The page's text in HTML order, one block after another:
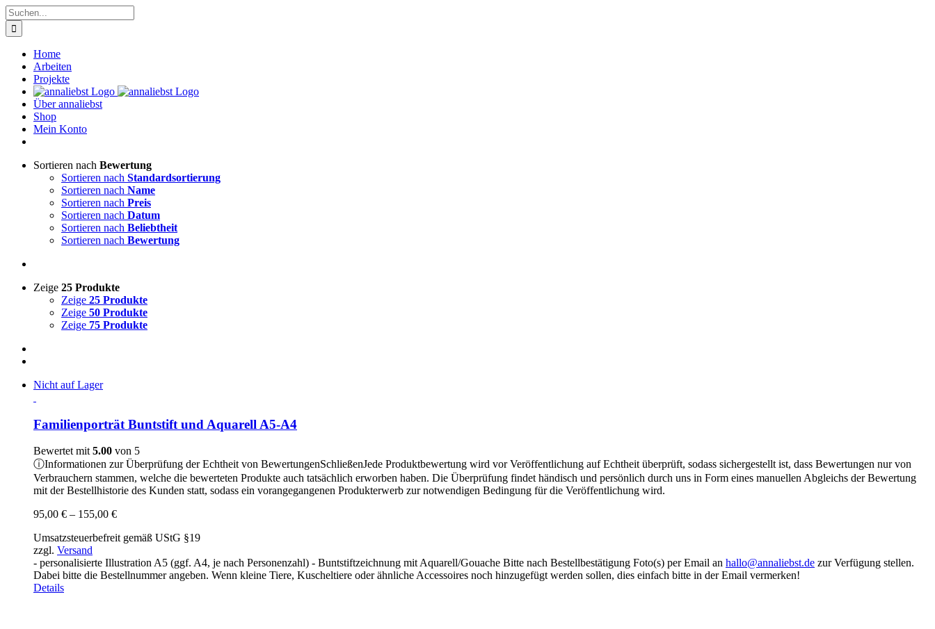
Zum
Inhalt
springen
Suche
nach:
Home
Arbeiten
Projekte
Über annaliebst
Shop
Mein Konto
Sortieren nach Bewertung
Sortieren nach Standardsortierung
Sortieren nach Name
Sortieren nach Preis
Sortieren nach Datum
Sortieren nach Beliebtheit
Sortieren nach Bewertung
Zeige 25 Produkte
Zeige 25 Produkte
Zeige 50 Produkte
Zeige 75 Produkte
Nicht auf Lager
Familienporträt Buntstift und Aquarell A5-A4
Bewertet mit5.00 von 5
ⓘInformationen zur Überprüfung der Echtheit von BewertungenSchließenJede Produktbewertung wird vor Veröffentlichung auf Echtheit überprüft, sodass sichergestellt ist, dass Bewertungen nur von
Verbrauchern stammen, welche die bewerteten Produkte auch tatsächlich erworben haben. Die Überprüfung findet händisch und persönlich durch uns in Form eines manuellen Abgleichs der Bewertung
mit der Bestellhistorie des Kunden statt, sodass ein vorangegangenen Produkterwerb zur notwendigen Bedingung für die Veröffentlichung wird.
95,00 € – 155,00 €Preisspanne:
bis
Umsatzsteuerbefreit gemäß UStG §19
zzgl. Versand
- personalisierte Illustration A5 (ggf. A4, je nach Personenzahl) - Buntstiftzeichnung mit Aquarell/Gouache Bitte nach Bestellbestätigung Foto(s) per Email an hallo@annaliebst.de zur Verfügung stellen.
Dabei bitte die Bestellnummer angeben. Wenn kleine Tiere, Kuscheltiere oder ähnliche Accessoires noch hinzugefügt werden sollen, dies einfach bitte in der Email vermerken!
Details